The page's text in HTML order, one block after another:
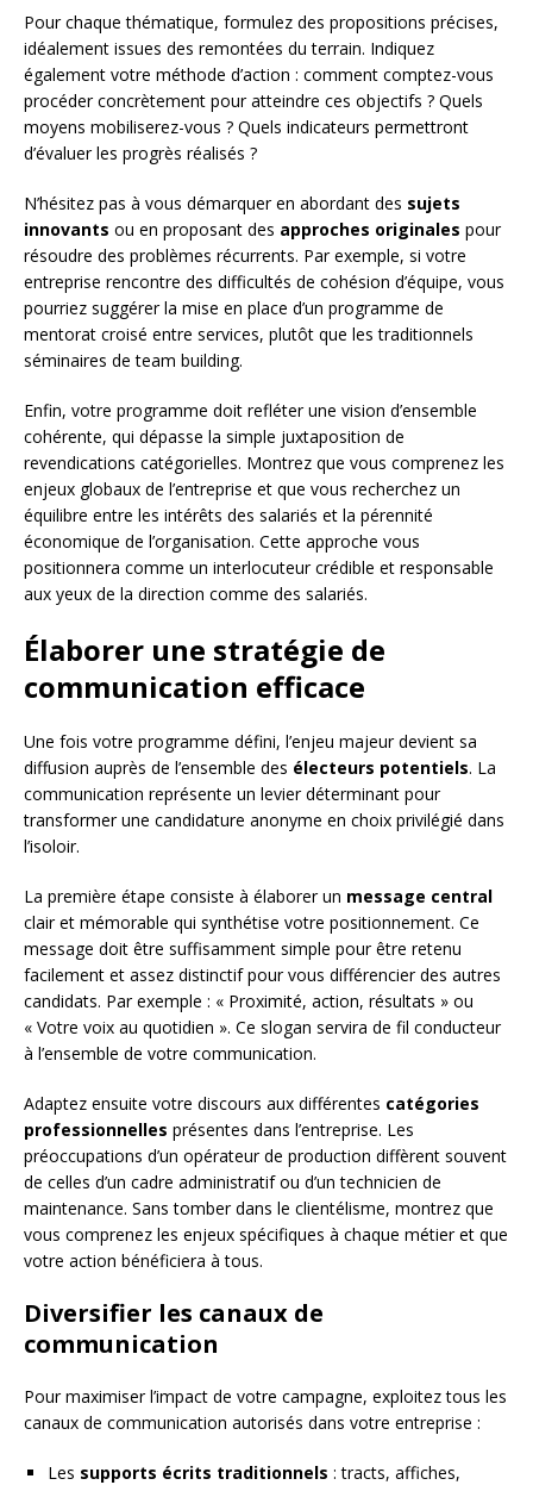
Pour chaque thématique, formulez des propositions précises,
idéalement issues des remontées du terrain. Indiquez
également votre méthode d’action : comment comptez-vous
procéder concrètement pour atteindre ces objectifs ? Quels
moyens mobiliserez-vous ? Quels indicateurs permettront
d’évaluer les progrès réalisés ?
N’hésitez pas à vous démarquer en abordant des sujets
innovants ou en proposant des approches originales pour
résoudre des problèmes récurrents. Par exemple, si votre
entreprise rencontre des difficultés de cohésion d’équipe, vous
pourriez suggérer la mise en place d’un programme de
mentorat croisé entre services, plutôt que les traditionnels
séminaires de team building.
Enfin, votre programme doit refléter une vision d’ensemble
cohérente, qui dépasse la simple juxtaposition de
revendications catégorielles. Montrez que vous comprenez les
enjeux globaux de l’entreprise et que vous recherchez un
équilibre entre les intérêts des salariés et la pérennité
économique de l’organisation. Cette approche vous
positionnera comme un interlocuteur crédible et responsable
aux yeux de la direction comme des salariés.
Élaborer une stratégie de
communication efficace
Une fois votre programme défini, l’enjeu majeur devient sa
diffusion auprès de l’ensemble des électeurs potentiels. La
communication représente un levier déterminant pour
transformer une candidature anonyme en choix privilégié dans
l’isoloir.
La première étape consiste à élaborer un message central
clair et mémorable qui synthétise votre positionnement. Ce
message doit être suffisamment simple pour être retenu
facilement et assez distinctif pour vous différencier des autres
candidats. Par exemple : « Proximité, action, résultats » ou
« Votre voix au quotidien ». Ce slogan servira de fil conducteur
à l’ensemble de votre communication.
Adaptez ensuite votre discours aux différentes catégories
professionnelles présentes dans l’entreprise. Les
préoccupations d’un opérateur de production diffèrent souvent
de celles d’un cadre administratif ou d’un technicien de
maintenance. Sans tomber dans le clientélisme, montrez que
vous comprenez les enjeux spécifiques à chaque métier et que
votre action bénéficiera à tous.
Diversifier les canaux de
communication
Pour maximiser l’impact de votre campagne, exploitez tous les
canaux de communication autorisés dans votre entreprise :
Les supports écrits traditionnels : tracts, affiches,